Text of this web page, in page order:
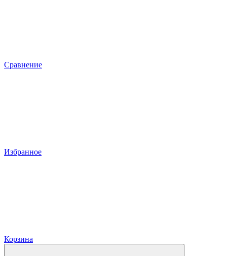
Сравнение
Избранное
Корзина